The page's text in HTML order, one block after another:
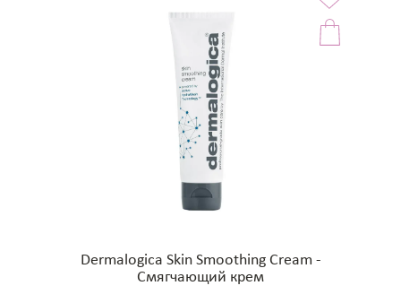
Dermalogica Skin Smoothing Cream -
Смягчающий крем